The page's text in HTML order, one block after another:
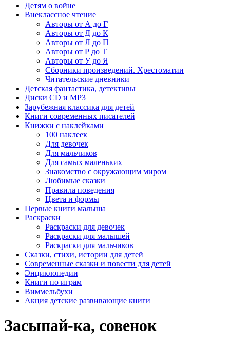
Детям о войне
Внеклассное чтение
Авторы от А до Г
Авторы от Д до К
Авторы от Л до П
Авторы от Р до Т
Авторы от У до Я
Сборники произведений. Хрестоматии
Читательские дневники
Детская фантастика, детективы
Диски CD и MP3
Зарубежная классика для детей
Книги современных писателей
Книжки с наклейками
100 наклеек
Для девочек
Для мальчиков
Для самых маленьких
Знакомство с окружающим миром
Любимые сказки
Правила поведения
Цвета и формы
Первые книги малыша
Раскраски
Раскраски для девочек
Раскраски для малышей
Раскраски для мальчиков
Сказки, стихи, истории для детей
Современные сказки и повести для детей
Энциклопедии
Книги по играм
Виммельбухи
Акция детские развивающие книги
Засыпай-ка, совенок